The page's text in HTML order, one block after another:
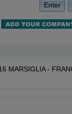
Enter
MARSIGLIA -